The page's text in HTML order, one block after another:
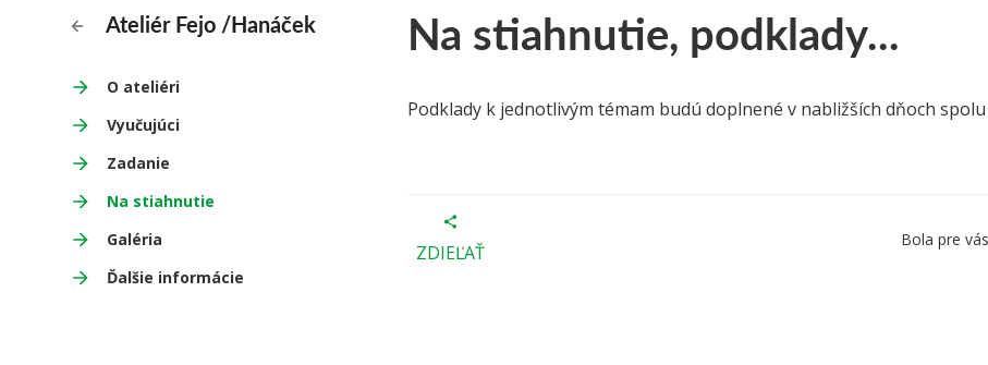
Ateliér Fejo /Hanáček
O ateliéri
Vyučujúci
Zadanie
Na stiahnutie
Galéria
Ďalšie informácie
Na stiahnutie, podklady...
Podklady k jednotlivým témam budú doplnené v nabližších dňoch
ZDIEĽAŤ
Bola pre